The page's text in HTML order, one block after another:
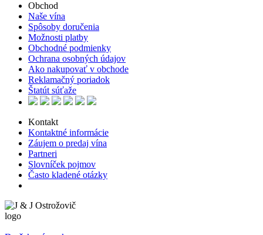
Obchod
Naše vína
Spôsoby doručenia
Možnosti platby
Obchodné podmienky
Ochrana osobných údajov
Ako nakupovať v obchode
Reklamačný poriadok
Štatút súťaže
Kontakt
Kontaktné informácie
Záujem o predaj vína
Partneri
Slovníček pojmov
Často kladené otázky